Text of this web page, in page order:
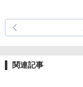
関連記事